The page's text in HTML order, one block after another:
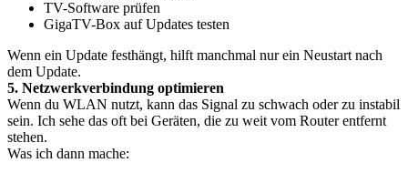
TV-Software prüfen
GigaTV-Box auf Updates testen
Wenn ein Update festhängt, hilft manchmal nur ein Neustart nach
dem Update.
5. Netzwerkverbindung optimieren
Wenn du WLAN nutzt, kann das Signal zu schwach oder zu instabil
sein. Ich sehe das oft bei Geräten, die zu weit vom Router entfernt
stehen.
Was ich dann mache: